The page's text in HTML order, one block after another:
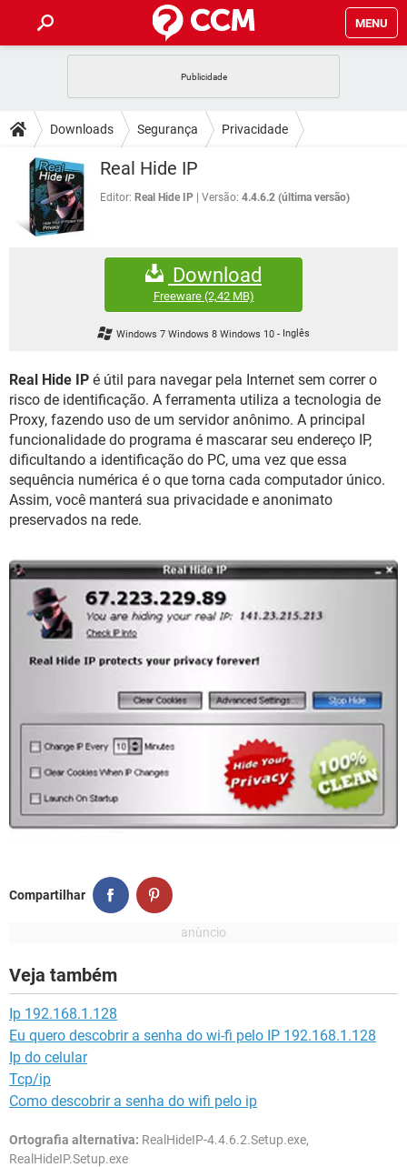
MENU
CELULAR FACEBOOK
OUTLOOK
INSTAGRAM GMAIL
GUIA DE COMPRAS
DICAS
JOGOS
CELULAR
OUTLOOK
DOWNLOADS
JOGOS WHATSAPP
CELULAR
EXCEL
GMAIL
FÓRUM
FACEBOOK
EXCEL
GMAIL
WHATSAPP
INSTAGRAM GMAIL
GUIA DE COMPRAS
Downloads Segurança Privacidade
Real Hide IP
Editor: Real Hide IP Versão: 4.4.6.2 (última versão)
Download
Freeware(2,42 MB)
Windows 7 Windows 8 Windows 10 - Inglês
Real Hide IP é útil para navegar pela Internet sem correr o
risco de identificação. A ferramenta utiliza a tecnologia de
Proxy, fazendo uso de um servidor anônimo. A principal
funcionalidade do programa é mascarar seu endereço IP,
dificultando a identificação do PC, uma vez que essa
sequência numérica é o que torna cada computador único.
Assim, você manterá sua privacidade e anonimato
preservados na rede.
Compartilhar
Veja também
Ip 192.168.1.128
Eu quero descobrir a senha do wi-fi pelo IP 192.168.1.128
Ip do celular
Tcp/ip
Como descobrir a senha do wifi pelo ip
Ortografia alternativa: RealHideIP-4.4.6.2.Setup.exe,
RealHideIP.Setup.exe